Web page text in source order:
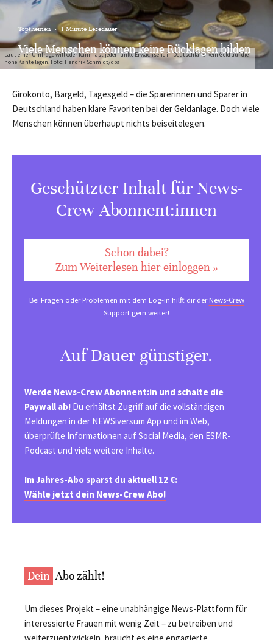
Laut einer Umfrage will oder kann fast jeder fünfte Erwachsene in Deutschland kein Geld auf die
hohe Kante legen. Foto: Hendrik Schmidt/dpa
Topthemen · 1 Minute Lesedauer
Viele Menschen können keine Rücklagen bilden
Girokonto, Bargeld, Tagesgeld – die Sparerinnen und Sparer in
Deutschland haben klare Favoriten bei der Geldanlage. Doch viele
Menschen können überhaupt nichts beiseitelegen.
Geschützter Inhalt für News-
Crew Abonnent:innen
Schon dabei?
Zum Weiterlesen hier einloggen »
Bei Fragen oder Problemen mit dem Log-in hilft dir derNews-Crew
Support gern weiter!
Auf Dauer günstiger.
Werde News-Crew Abonnent:in und schalte die
Paywall ab! Du erhältst Zugriff auf die vollständigen
Meldungen in der NEWSiversum App und im Web,
überprüfte Informationen auf Social Media, den ESMR-
Podcast und viele weitere Inhalte.
Im Jahres-Abo sparst du aktuell 12 €:
Wähle jetzt dein News-Crew Abo!
Dein Abo zählt!
Um dieses Projekt – eine unabhängige News-Plattform für
interessierte Frauen mit wenig Zeit – zu betreiben und